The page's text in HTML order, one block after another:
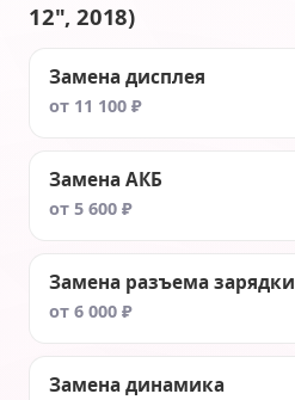
12", 2018)
Замена дисплея
от 11 100 ₽
Замена АКБ
от 5 600 ₽
Замена разъема зарядки
от 6 000 ₽
Замена динамика